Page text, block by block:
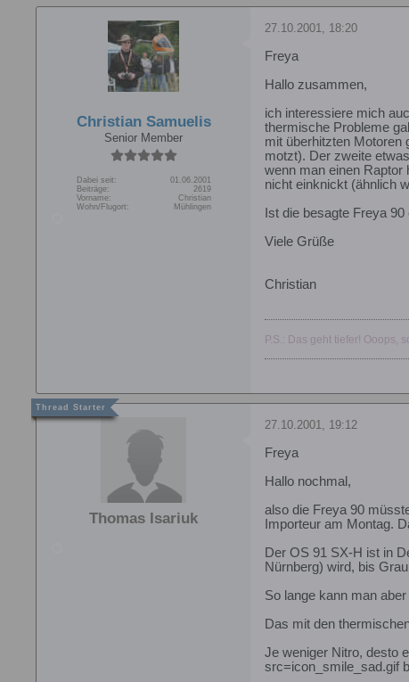
Christian Samuelis
Senior Member
Dabei seit:
01.06.2001
Beiträge:
2619
Vorname:
Christian
Wohn/Flugort:
Mühlingen
27.10.2001, 18:20
Freya
Hallo zusammen,
ich interessiere mich
thermische Probleme
mit überhitzten Motoren
motzt). Der zweite
wenn man einen Raptor
nicht einknickt (ähnlich
Ist die besagte Freya
Viele Grüße
Christian
P.S.: Das geht tiefer! Ooops,
Thomas Isariuk
27.10.2001, 19:12
Freya
Hallo nochmal,
also die Freya 90
Importeur am Montag.
Der OS 91 SX-H ist in
Nürnberg) wird, bis
So lange kann man
Das mit den
Je weniger Nitro, desto
src=icon_smile_sad.gif